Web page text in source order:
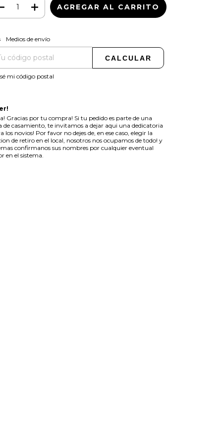
para el CP:
Medios de envío
CALCULAR
mi código postal
Gracias por tu compra! Si tu pedido es parte de una
de casamiento, te invitamos a dejar aqui una dedicatoria
los novios! Por favor no dejes de, en ese caso, elegir la
de retiro en el local, nosotros nos ocupamos de todo! y
confirmanos sus nombres por cualquier eventual
en el sistema.